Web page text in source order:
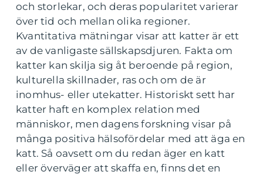
och storlekar, och deras popularitet varierar
över tid och mellan olika regioner.
Kvantitativa mätningar visar att katter är ett
av de vanligaste sällskapsdjuren. Fakta om
katter kan skilja sig åt beroende på region,
kulturella skillnader, ras och om de är
inomhus- eller utekatter. Historiskt sett har
katter haft en komplex relation med
människor, men dagens forskning visar på
många positiva hälsofördelar med att äga en
katt. Så oavsett om du redan äger en katt
eller överväger att skaffa en, finns det en